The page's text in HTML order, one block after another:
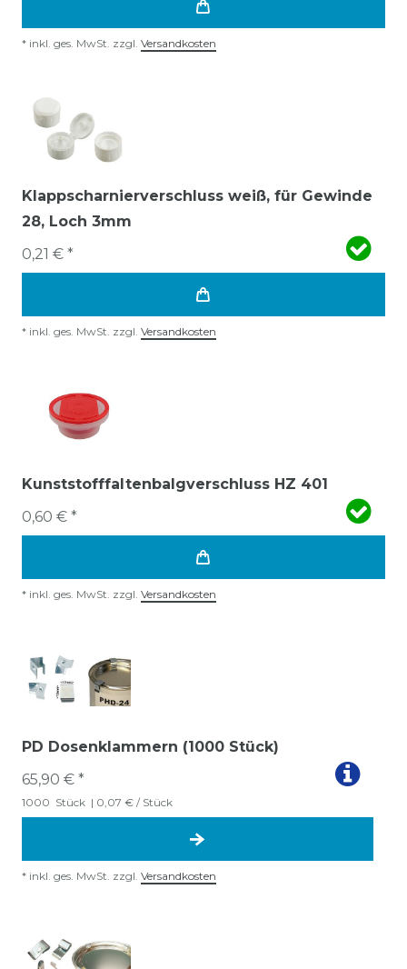
* inkl. ges. MwSt. zzgl. Versandkosten
Klappscharnierverschluss weiß, für Gewinde
28, Loch 3mm
0,21 € *
* inkl. ges. MwSt. zzgl. Versandkosten
Kunststofffaltenbalgverschluss HZ 401
0,60 € *
* inkl. ges. MwSt. zzgl. Versandkosten
PD Dosenklammern (1000 Stück)
65,90 € *
1000 Stück | 0,07 € / Stück
* inkl. ges. MwSt. zzgl. Versandkosten